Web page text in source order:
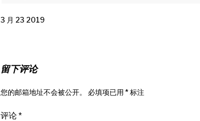
3 月 23 2019
留下评论
您的邮箱地址不会被公开。 必填项已用 *标注
评论*